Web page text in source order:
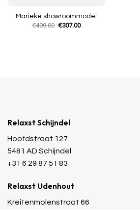
Marieke showroommodel
€409.00 Oorspronkelijke
€307.00Huidige
Relaxst Schijndel
Hoofdstraat 127
5481 AD Schijndel
+31 6 29 87 51 83
Relaxst Udenhout
Kreitenmolenstraat 66